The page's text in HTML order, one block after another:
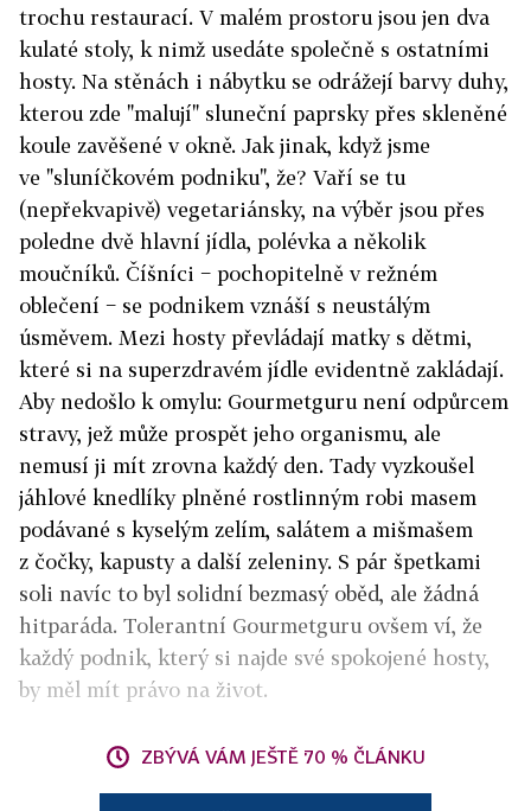
trochu restaurací. V malém prostoru jsou jen dva
kulaté stoly, k nimž usedáte společně s ostatními
hosty. Na stěnách i nábytku se odrážejí barvy duhy,
kterou zde "malují" sluneční paprsky přes skleněné
koule zavěšené v okně. Jak jinak, když jsme
ve "sluníčkovém podniku", že? Vaří se tu
(nepřekvapivě) vegetariánsky, na výběr jsou přes
poledne dvě hlavní jídla, polévka a několik
moučníků. Číšníci − pochopitelně v režném
oblečení − se podnikem vznáší s neustálým
úsměvem. Mezi hosty převládají matky s dětmi,
které si na superzdravém jídle evidentně zakládají.
Aby nedošlo k omylu: Gourmetguru není odpůrcem
stravy, jež může prospět jeho organismu, ale
nemusí ji mít zrovna každý den. Tady vyzkoušel
jáhlové knedlíky plněné rostlinným robi masem
podávané s kyselým zelím, salátem a mišmašem
z čočky, kapusty a další zeleniny. S pár špetkami
soli navíc to byl solidní bezmasý oběd, ale žádná
hitparáda. Tolerantní Gourmetguru ovšem ví, že
každý podnik, který si najde své spokojené hosty,
by měl mít právo na život.
ZBÝVÁ VÁM JEŠTĚ 70 % ČLÁNKU